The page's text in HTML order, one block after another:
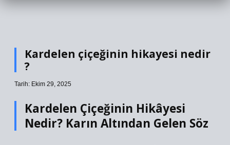
Kardelen çiçeğinin hikayesi nedir
?
Tarih: Ekim 29, 2025
Kardelen Çiçeğinin Hikâyesi
Nedir? Karın Altından Gelen Söz